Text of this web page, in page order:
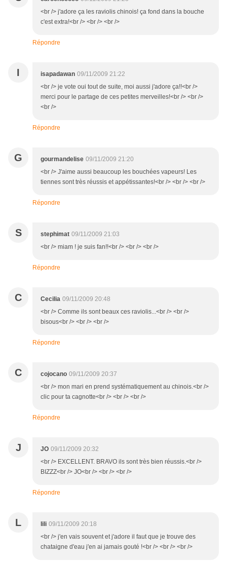
<br /> j'adore ça les raviolis chinois! ça fond dans la bouche
c'est extra!<br /> <br /> <br />
Répondre
I isapadawan 09/11/2009 21:22
<br /> je vote oui tout de suite, moi aussi j'adore ça!!<br />
merci pour le partage de ces petites merveilles!<br /> <br />
<br />
Répondre
G gourmandelise 09/11/2009 21:20
<br /> J'aime aussi beaucoup les bouchées vapeurs! Les
tiennes sont très réussis et appétissantes!<br /> <br /> <br />
Répondre
S stephimat 09/11/2009 21:03
<br /> miam ! je suis fan!!<br /> <br /> <br />
Répondre
C Cecilia 09/11/2009 20:48
<br /> Comme ils sont beaux ces raviolis...<br /> <br />
bisous<br /> <br /> <br />
Répondre
C cojocano 09/11/2009 20:37
<br /> mon mari en prend systématiquement au chinois.<br />
clic pour ta cagnotte<br /> <br /> <br />
Répondre
J JO 09/11/2009 20:32
<br /> EXCELLENT. BRAVO ils sont très bien réussis.<br />
BIZZZ<br /> JO<br /> <br /> <br />
Répondre
L lili 09/11/2009 20:18
<br /> j'en vais souvent et j'adore il faut que je trouve des
chataigne d'eau j'en ai jamais gouté !<br /> <br /> <br />